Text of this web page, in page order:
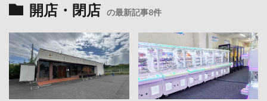
開店・閉店 の最新記事8件